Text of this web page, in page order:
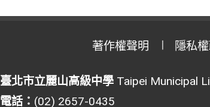
著作權聲明 隱私
臺北市立麗山高級中學Taipei Municipal
電話： (02) 2657-0435